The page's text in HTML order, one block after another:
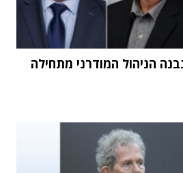
הניהול המודרני מתחילה